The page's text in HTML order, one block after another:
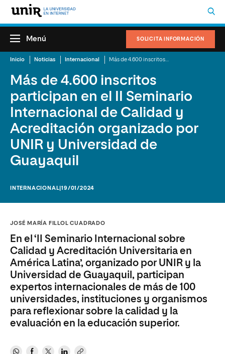
SOLICITA INFORMACIÓN
Menú
Inicio Noticias Internacional
Más de 4.600 inscritos
participan en el II Seminario
Internacional de Calidad y
Acreditación organizado por
UNIR y Universidad de
Guayaquil
INTERNACIONAL |19/01/2024
JOSÉ MARÍA FILLOL CUADRADO
En el ‘II Seminario Internacional sobre
Calidad y Acreditación Universitaria en
América Latina’, organizado por UNIR y la
Universidad de Guayaquil, participan
expertos internacionales de más de 100
universidades, instituciones y organismos
para reflexionar sobre la calidad y la
evaluación en la educación superior.